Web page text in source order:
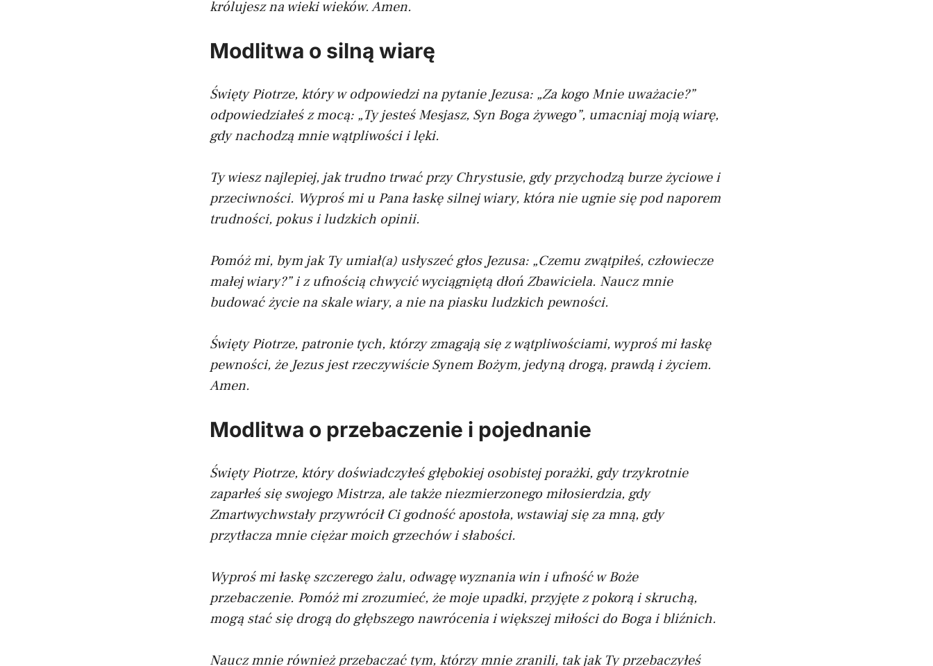
królujesz na wieki wieków. Amen.
Modlitwa o silną wiarę
Święty Piotrze, który w odpowiedzi na pytanie Jezusa: „Za kogo Mnie uważacie?”
odpowiedziałeś z mocą: „Ty jesteś Mesjasz, Syn Boga żywego”, umacniaj moją wiarę,
gdy nachodzą mnie wątpliwości i lęki.
Ty wiesz najlepiej, jak trudno trwać przy Chrystusie, gdy przychodzą burze życiowe i
przeciwności. Wyproś mi u Pana łaskę silnej wiary, która nie ugnie się pod naporem
trudności, pokus i ludzkich opinii.
Pomóż mi, bym jak Ty umiał(a) usłyszeć głos Jezusa: „Czemu zwątpiłeś, człowiecze
małej wiary?” i z ufnością chwycić wyciągniętą dłoń Zbawiciela. Naucz mnie
budować życie na skale wiary, a nie na piasku ludzkich pewności.
Święty Piotrze, patronie tych, którzy zmagają się z wątpliwościami, wyproś mi łaskę
pewności, że Jezus jest rzeczywiście Synem Bożym, jedyną drogą, prawdą i życiem.
Amen.
Modlitwa o przebaczenie i pojednanie
Święty Piotrze, który doświadczyłeś głębokiej osobistej porażki, gdy trzykrotnie
zaparłeś się swojego Mistrza, ale także niezmierzonego miłosierdzia, gdy
Zmartwychwstały przywrócił Ci godność apostoła, wstawiaj się za mną, gdy
przytłacza mnie ciężar moich grzechów i słabości.
Wyproś mi łaskę szczerego żalu, odwagę wyznania win i ufność w Boże
przebaczenie. Pomóż mi zrozumieć, że moje upadki, przyjęte z pokorą i skruchą,
mogą stać się drogą do głębszego nawrócenia i większej miłości do Boga i bliźnich.
Naucz mnie również przebaczać tym, którzy mnie zranili, tak jak Ty przebaczyłeś